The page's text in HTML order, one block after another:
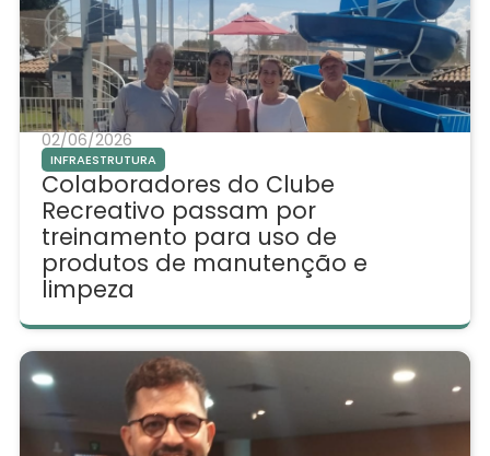
02/06/2026
INFRAESTRUTURA
Colaboradores do Clube
Recreativo passam por
treinamento para uso de
produtos de manutenção e
limpeza